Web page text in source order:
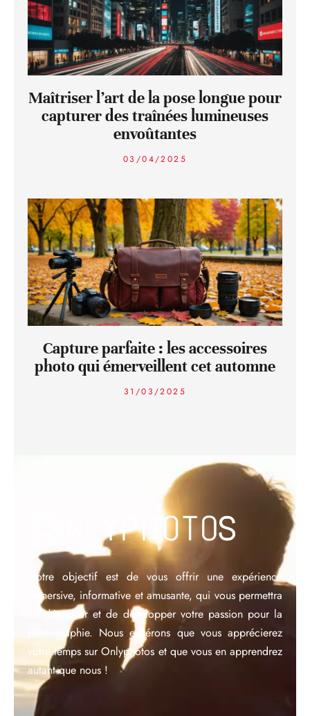
Maîtriser l’art de la pose longue pour
capturer des traînées lumineuses
envoûtantes
03/04/2025
Capture parfaite : les accessoires
photo qui émerveillent cet automne
31/03/2025
Notre objectif est de vous offrir une expérience
immersive, informative et amusante, qui vous permettra
de découvrir et de développer votre passion pour la
photographie. Nous espérons que vous apprécierez
votre temps sur Onlyphotos et que vous en apprendrez
autant que nous !